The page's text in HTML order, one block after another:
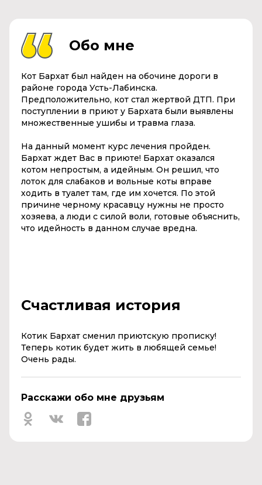
Обо мне
Кот Бархат был найден на обочине дороги в
районе города Усть-Лабинска.
Предположительно, кот стал жертвой ДТП. При
поступлении в приют у Бархата были выявлены
множественные ушибы и травма глаза.
На данный момент курс лечения пройден.
Бархат ждет Вас в приюте! Бархат оказался
котом непростым, а идейным. Он решил, что
лоток для слабаков и вольные коты вправе
ходить в туалет там, где им хочется. По этой
причине черному красавцу нужны не просто
хозяева, а люди с силой воли, готовые объяснить,
что идейность в данном случае вредна.
Счастливая история
Котик Бархат сменил приютскую прописку!
Теперь котик будет жить в любящей семье!
Очень рады.
Расскажи обо мне друзьям